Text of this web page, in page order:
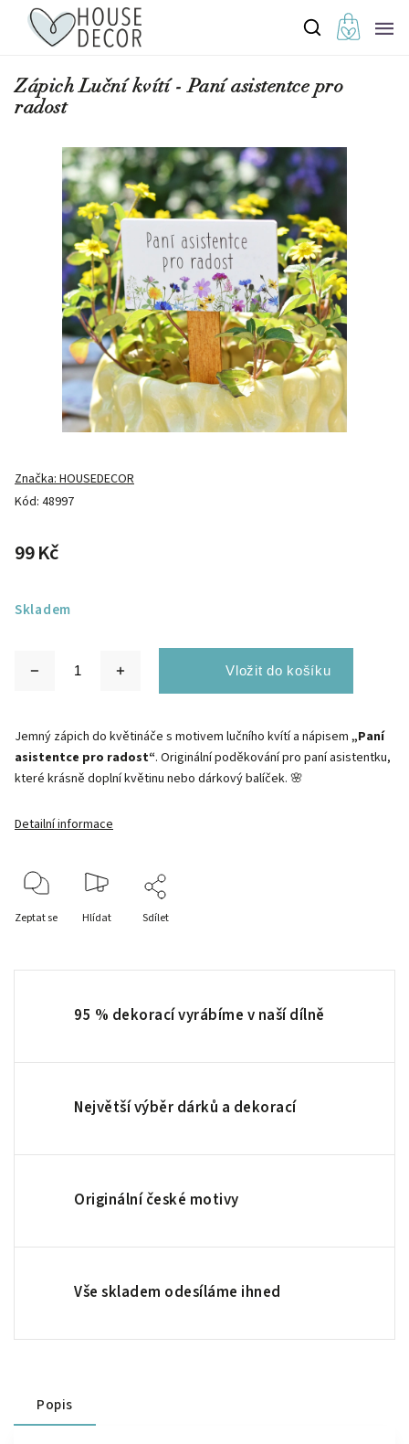
Zápich Luční kvítí - Paní asistentce pro
radost
Kód: 48997
Značka:HOUSEDECOR
99 Kč
Skladem
Jemný zápich do květináče s motivem lučního kvítí a nápisem „Paní
asistentce pro radost“. Originální poděkování pro paní asistentku,
které krásně doplní květinu nebo dárkový balíček. 🌸
Detailní informace
Zeptat se Hlídat Sdílet
95 % dekorací vyrábíme v naší dílně
Největší výběr dárků a dekorací
Originální české motivy
Vše skladem odesíláme ihned
Popis